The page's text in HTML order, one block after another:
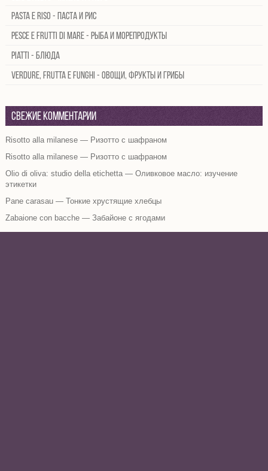
Pasta e riso - Паста и рис
Pesce e frutti di mare - Рыба и морепродукты
Piatti - Блюда
Verdure, frutta e funghi - Овощи, фрукты и грибы
Свежие комментарии
Risotto alla milanese — Ризотто с шафраном
Risotto alla milanese — Ризотто с шафраном
Olio di oliva: studio della etichetta — Оливковое масло: изучение
этикетки
Pane carasau — Тонкие хрустящие хлебцы
Zabaione con bacche — Забайоне с ягодами